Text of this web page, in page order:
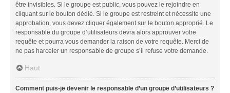
être invisibles. Si le groupe est public, vous pouvez le rejoindre en
cliquant sur le bouton dédié. Si le groupe est restreint et nécessite une
approbation, vous devez cliquer également sur le bouton approprié. Le
responsable du groupe d’utilisateurs devra alors approuver votre
requête et pourra vous demander la raison de votre requête. Merci de
ne pas harceler un responsable de groupe s’il refuse votre demande.
Haut
Comment puis-je devenir le responsable d’un groupe d’utilisateurs ?